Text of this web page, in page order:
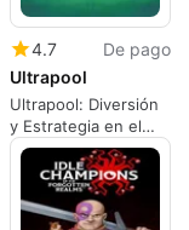
4.7
De pago
Ultrapool
Ultrapool: Diversión
y Estrategia en el
Billar